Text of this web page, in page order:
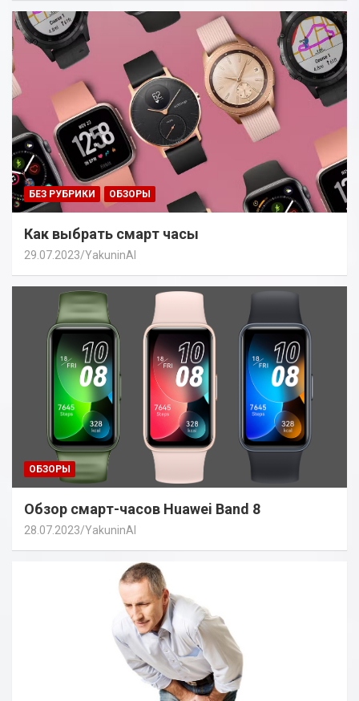
БЕЗ РУБРИКИ ОБЗОРЫ
Как выбрать смарт часы
29.07.2023 YakuninAI
ОБЗОРЫ
Обзор смарт-часов Huawei Band 8
28.07.2023 YakuninAI